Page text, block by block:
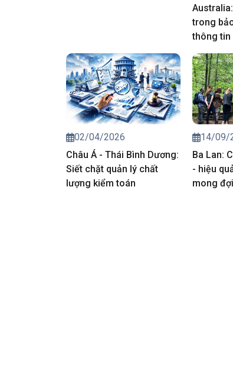
trong
thông tin
02/04/2026
Châu Á - Thái Bình Dương:
Siết chặt quản lý chất
lượng kiểm toán
14/09/
Ba Lan:
- hiệu
mong đợi